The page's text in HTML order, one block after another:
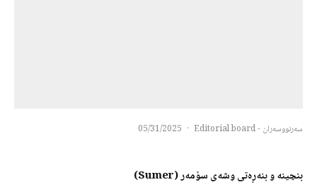
سەرنووسەران - Editorial board ·
05/31/2025
بنچینە و بنەڕەتی وشەی سۆمەر (Sumer)